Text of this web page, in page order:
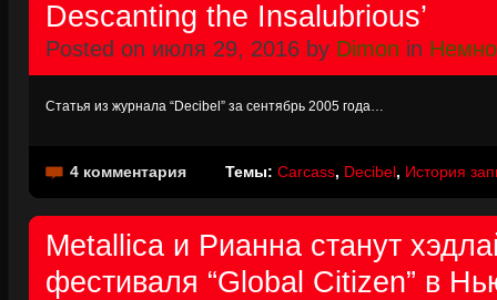
Descanting the Insalubrious’
Posted on июля 29, 2016 by Dimon in
Статья из журнала “Decibel” за сентябрь 2005 года…
4 комментария Темы: Carcass, Decibel, История
Metallica и Рианна станут
фестиваля “Global Citizen” в